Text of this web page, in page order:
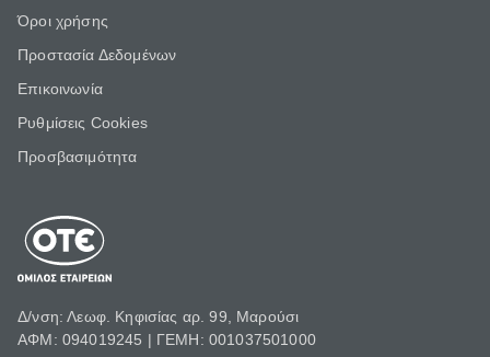
Όροι χρήσης
Προστασία Δεδομένων
Επικοινωνία
Ρυθμίσεις Cookies
Προσβασιμότητα
Δ/νση: Λεωφ. Κηφισίας αρ. 99, Μαρούσι
ΑΦΜ: 094019245 | ΓΕΜΗ: 001037501000